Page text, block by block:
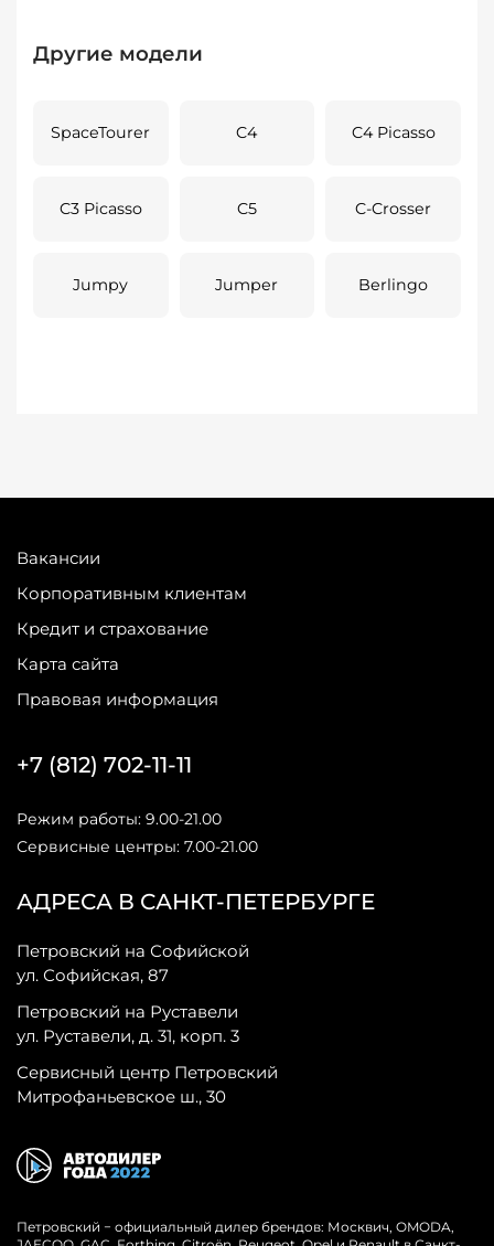
Другие модели
SpaceTourer C4 C4 Picasso
C3 Picasso C5 C-Crosser
Jumpy Jumper Berlingo
Вакансии
Корпоративным клиентам
Кредит и страхование
Карта сайта
Правовая информация
АДРЕСА В САНКТ-ПЕТЕРБУРГЕ
Петровский на Софийской
ул. Софийская, 87
Петровский на Руставели
ул. Руставели, д. 31, корп. 3
Сервисный центр Петровский
Митрофаньевское ш., 30
+7 (812) 702-11-11
Режим работы: 9.00-21.00
Сервисные центры: 7.00-21.00
Петровский − официальный дилер брендов: Москвич, OMODA,